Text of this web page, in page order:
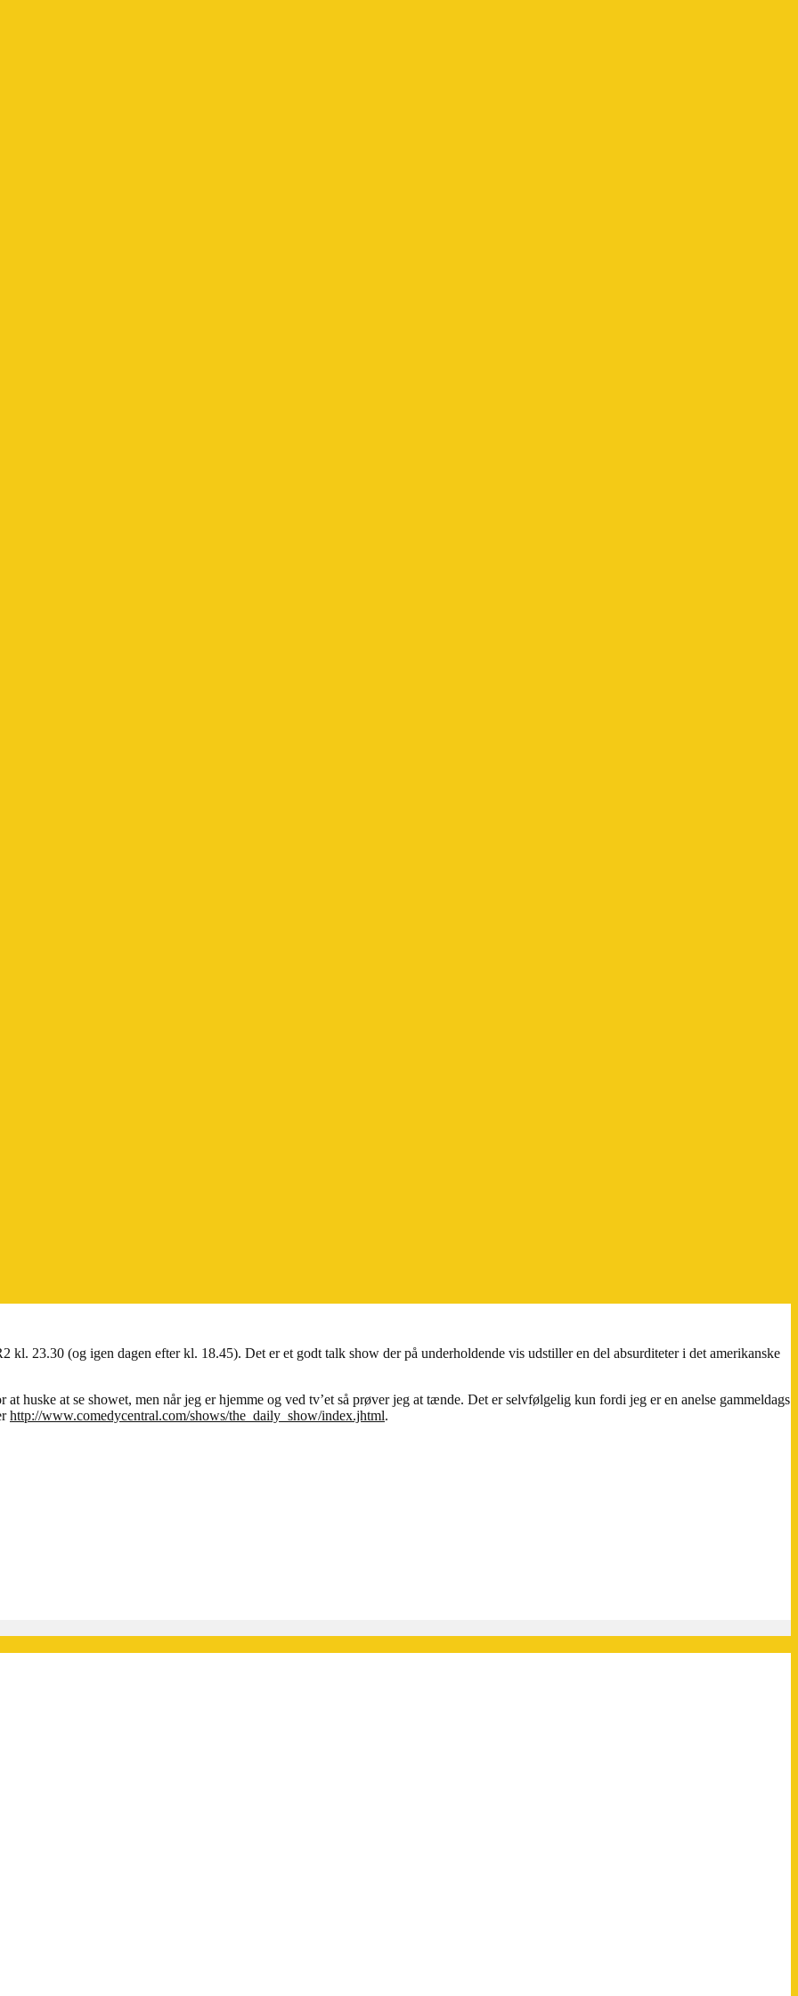
kl. 23.30 (og igen dagen efter kl. 18.45). Det er et godt talk show der på underholdende vis udstiller en del absurditeter i det amerikanske
huske at se showet, men når jeg er hjemme og ved tv’et så prøver jeg at tænde. Det er selvfølgelig kun fordi jeg er en anelse gammeldags
http://www.comedycentral.com/shows/the_daily_show/index.jhtml.